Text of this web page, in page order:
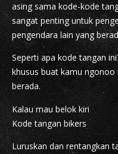
asing sama kode-kode
sangat penting untuk
pengendara lain yang
Seperti apa kode tangan
khusus buat kamu
berada.
Kalau mau belok kiri
Kode tangan bikers
Luruskan dan rentangkan